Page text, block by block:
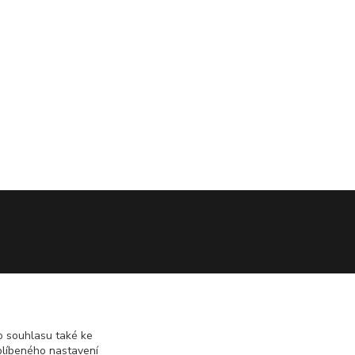
souhlasu také ke
nastavení